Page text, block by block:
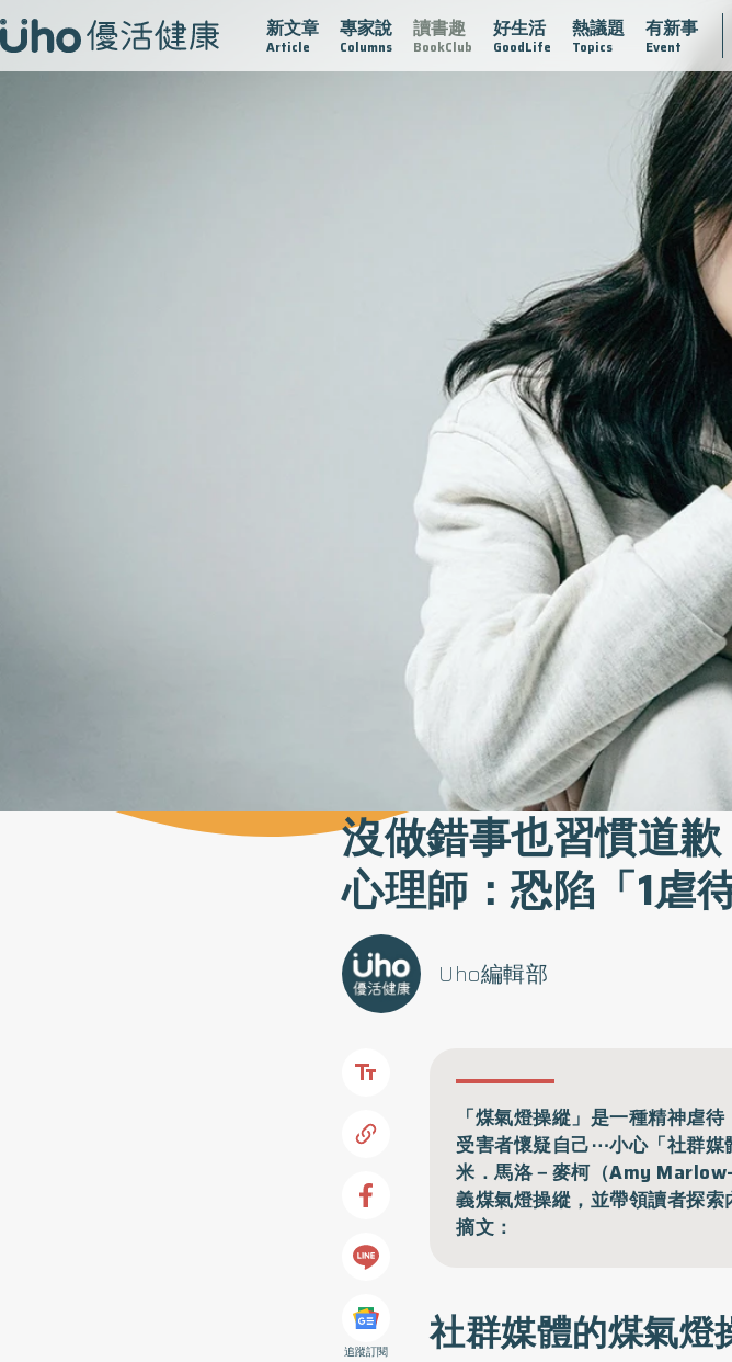
新文章
Article
專家說
Columns
讀書趣
BookClub
好生活
GoodLife
熱議題
Topics
有新事
Event
疫情保衛戰 再生醫學 愛的未來視 認識攝護腺肥大 守護骨骼健康 達文西手術專欄
沒做錯事也習慣道
心理師：恐陷「1虐
Uho編輯部
追蹤訂閱
「煤氣燈操縱」是一種精神虐
受害者懷疑自己⋯小心「社群媒
米．馬洛－麥柯（Amy
義煤氣燈操縱，並帶領讀者探
摘文：
社群媒體的煤氣燈